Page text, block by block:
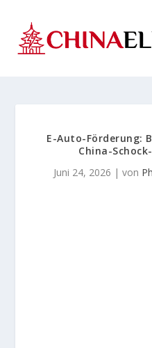
E-Auto-Förderung:
China-
Juni 24, 2026 | von